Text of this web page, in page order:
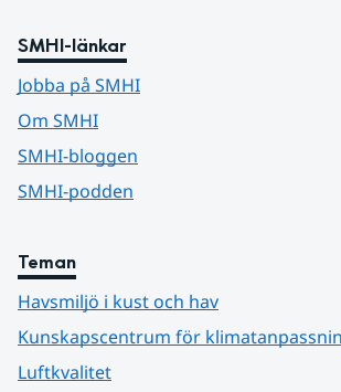
SMHI-länkar
Jobba på SMHI
Om SMHI
SMHI-bloggen
SMHI-podden
Teman
Havsmiljö i kust och hav
Kunskapscentrum för
Luftkvalitet